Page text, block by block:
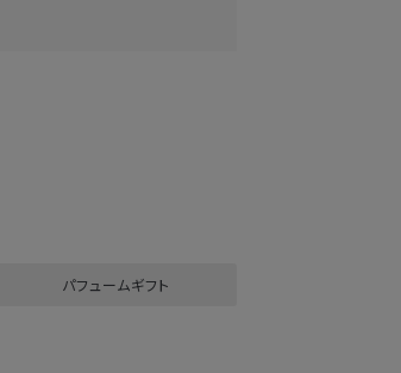
パフュームギフト